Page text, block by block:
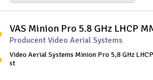
VAS Minion Pro 5.8 GHz LHCP
Producent Video Aerial Systems
Video Aerial Systems Minion Pro 5,8 GHz
st